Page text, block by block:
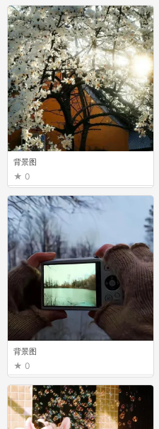
背景图
0
背景图
0